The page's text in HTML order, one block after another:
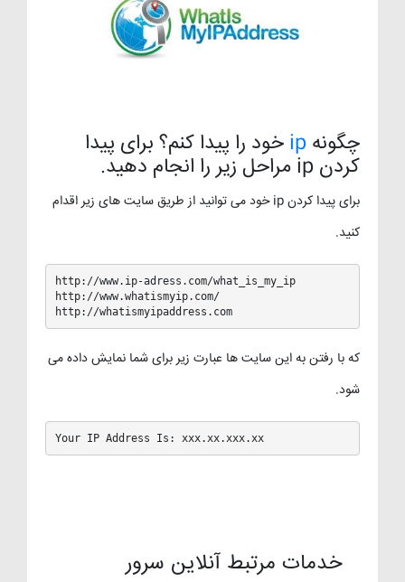
چگونه ip خود را پیدا کنم؟ برای پیدا
کردن ip مراحل زیر را انجام دهید.
برای پیدا کردن ip خود می توانید از طریق سایت های زیر اقدام
کنید.
http://www.ip-adress.com/what_is_my_ip
http://www.whatismyip.com/
http://whatismyipaddress.com
که با رفتن به این سایت ها عبارت زیر برای شما نمایش داده می
شود.
Your IP Address Is: xxx.xx.xxx.xx
خدمات مرتبط آنلاین سرور